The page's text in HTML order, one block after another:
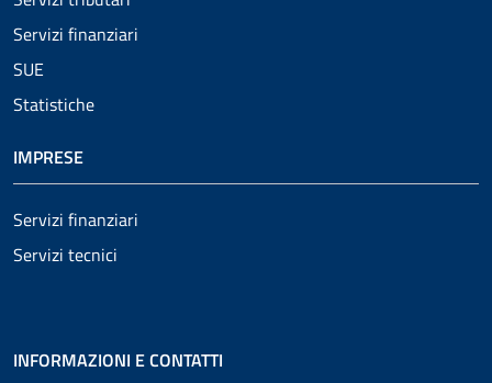
Servizi finanziari
SUE
Statistiche
IMPRESE
Servizi finanziari
Servizi tecnici
INFORMAZIONI E CONTATTI